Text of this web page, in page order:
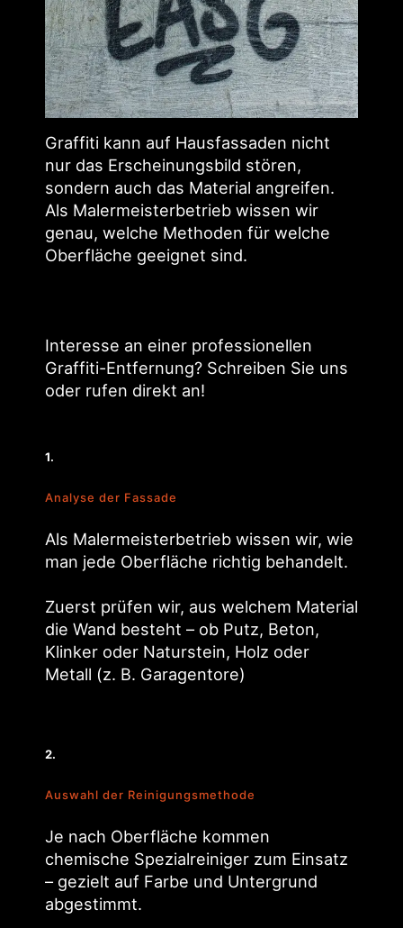
Graffiti kann auf Haus­fassaden nicht
nur das Er­scheinungs­bild stören,
sondern auch das Material an­greifen.
Als Maler­meister­betrieb wissen wir
genau, welche Methoden für welche
Ober­fläche ge­eignet sind.
Interesse an einer pro­fessio­nellen
Graffiti-Entfernung? Schreiben Sie uns
oder rufen direkt an!
1.
Analyse der Fassade
Als Malermeisterbetrieb wissen wir, wie
man jede Oberfläche richtig behandelt.
Zuerst prüfen wir, aus welchem Material
die Wand besteht – ob Putz, Beton,
Klinker oder Naturstein, Holz oder
Metall (z. B. Garagentore)
2.
Auswahl der Reinigungsmethode
Je nach Oberfläche kommen
chemische Spezial­reiniger zum Einsatz
– gezielt auf Farbe und Unter­grund
abgestimmt.